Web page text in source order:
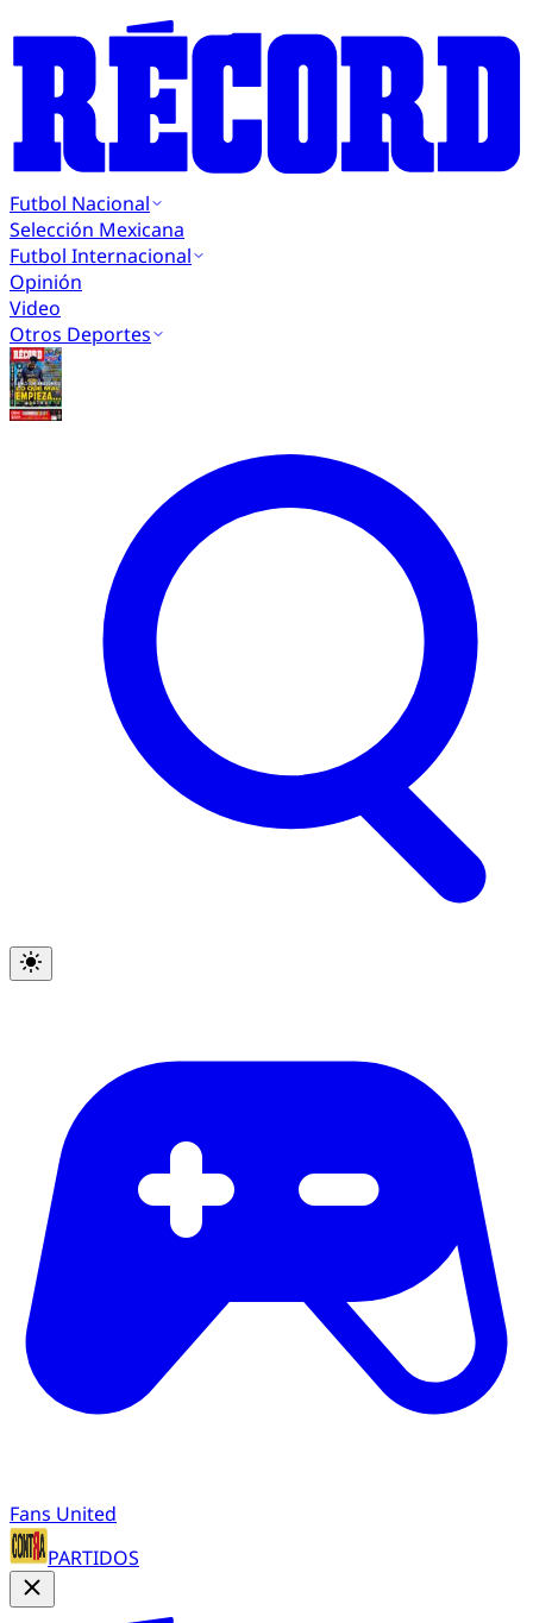
Futbol Nacional
Selección Mexicana
Futbol Internacional
Opinión
Video
Otros Deportes
Fans United
PARTIDOS